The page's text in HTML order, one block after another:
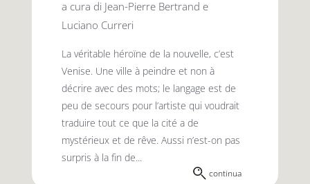
a cura di Jean-Pierre Bertrand e
Luciano Curreri
La véritable héroïne de la nouvelle, c’est
Venise. Une ville à peindre et non à
décrire avec des mots; le langage est de
peu de secours pour l’artiste qui voudrait
traduire tout ce que la cité a de
mystérieux et de rêve. Aussi n’est-on pas
surpris à la fin de...
continua